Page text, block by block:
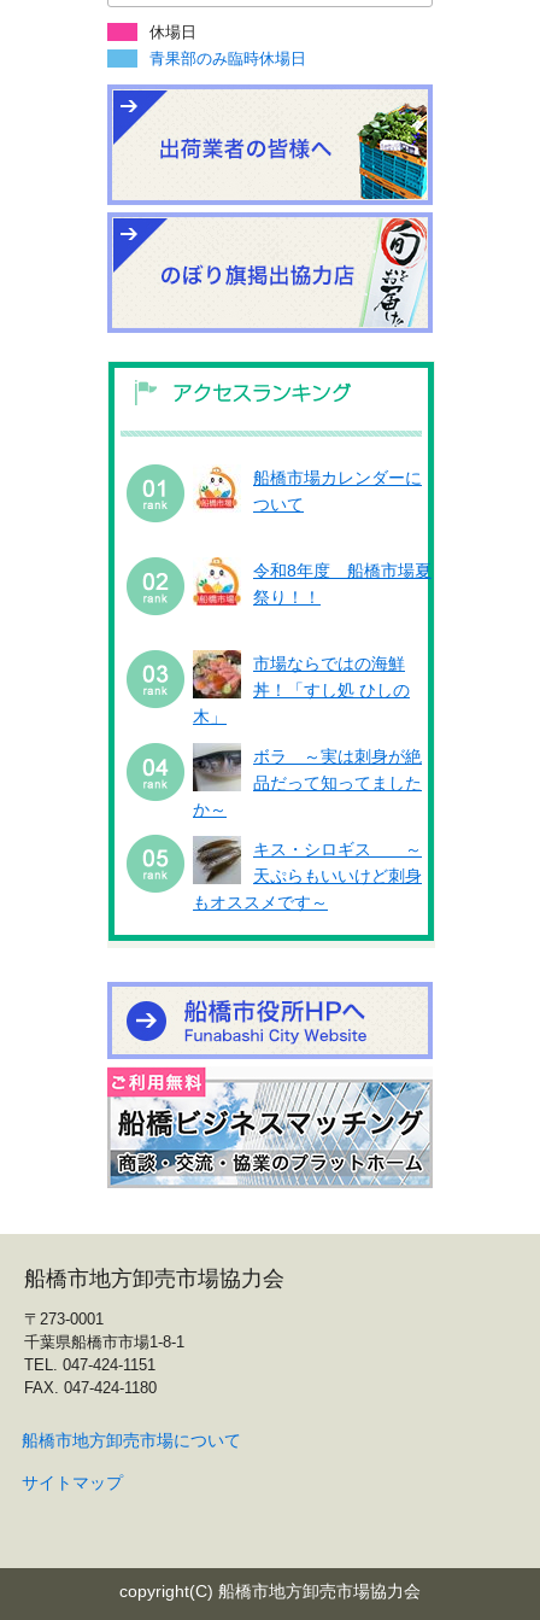
休場日
青果部のみ臨時休場日
船橋市場カレンダーに
ついて
令和8年度 船橋市場夏
祭り！！
市場ならではの海鮮
丼！「すし処 ひしの
木」
ボラ ～実は刺身が絶
品だって知ってました
か～
キス・シロギス ～
天ぷらもいいけど刺身
もオススメです～
船橋市地方卸売市場協力会
〒273-0001
千葉県船橋市市場1-8-1
TEL. 047-424-1151
FAX. 047-424-1180
船橋市地方卸売市場について
サイトマップ
copyright(C) 船橋市地方卸売市場協力会